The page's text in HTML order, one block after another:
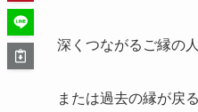
深くつながるご縁の
または過去の縁が戻